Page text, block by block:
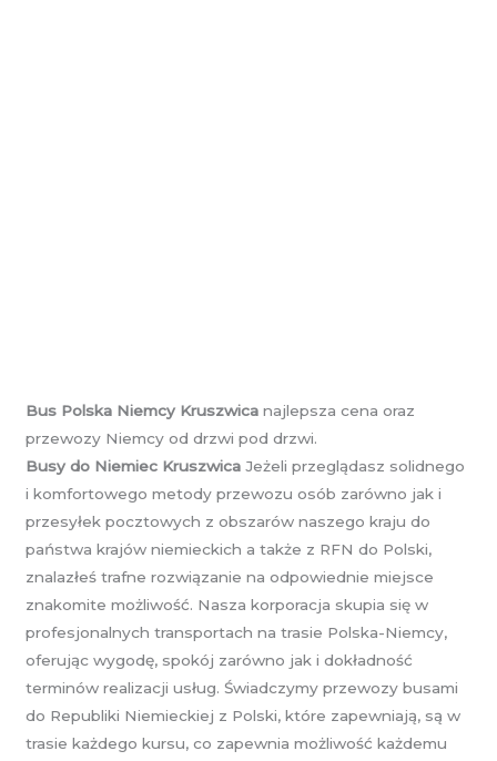
Bus Polska Niemcy Kruszwica najlepsza cena oraz
przewozy Niemcy od drzwi pod drzwi.
Busy do Niemiec Kruszwica Jeżeli przeglądasz solidnego
i komfortowego metody przewozu osób zarówno jak i
przesyłek pocztowych z obszarów naszego kraju do
państwa krajów niemieckich a także z RFN do Polski,
znalazłeś trafne rozwiązanie na odpowiednie miejsce
znakomite możliwość. Nasza korporacja skupia się w
profesjonalnych transportach na trasie Polska-Niemcy,
oferując wygodę, spokój zarówno jak i dokładność
terminów realizacji usług. Świadczymy przewozy busami
do Republiki Niemieckiej z Polski, które zapewniają, są w
trasie każdego kursu, co zapewnia możliwość każdemu